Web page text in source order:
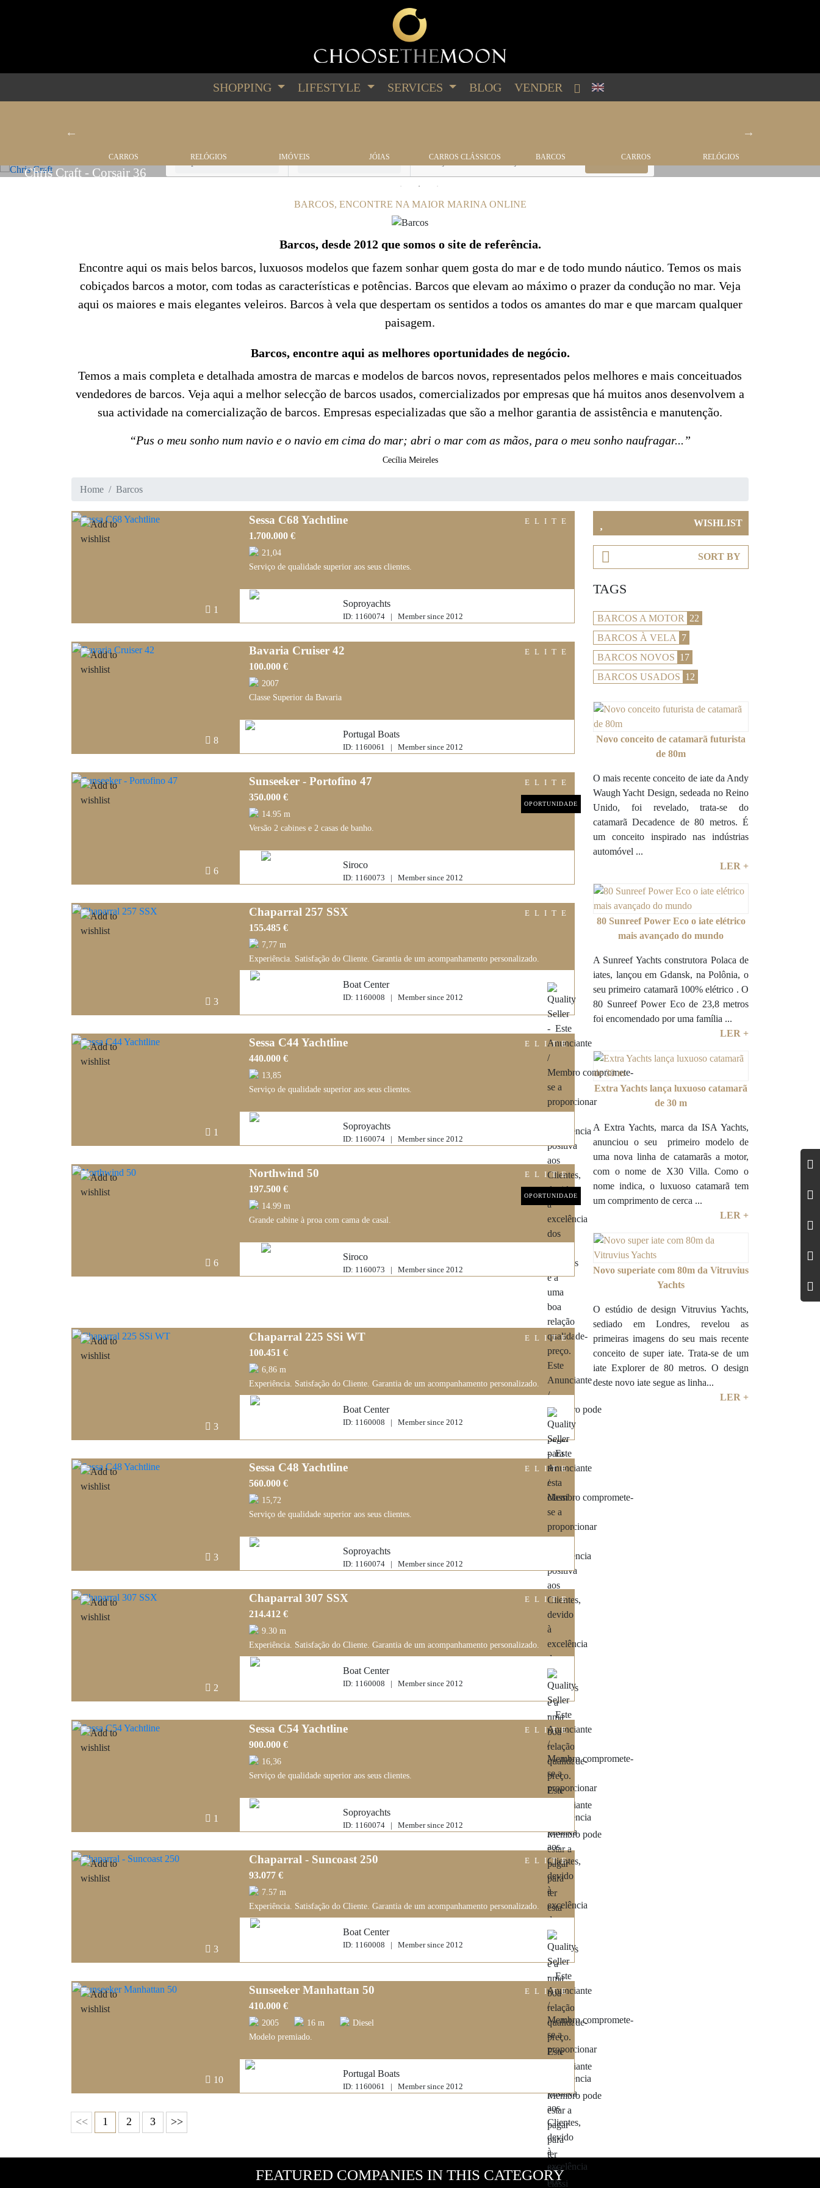
SHOPPING LIFESTYLE SERVICES BLOG VENDER
CARROS RELÓGIOS IMÓVEIS JÓIAS CARROS CLÁSSICOS BARCOS CARROS RELÓGIOS
Chris Craft - Corsair 36
BARCOS
Tipo Marca
BARCOS, ENCONTRE NA MAIOR MARINA ONLINE
Barcos, desde 2012 que somos o site de referência.
Encontre aqui os mais belos barcos, luxuosos modelos que fazem sonhar quem gosta do mar e de todo mundo náutico. Temos os mais
cobiçados barcos a motor, com todas as características e potências. Barcos que elevam ao máximo o prazer da condução no mar. Veja
aqui os maiores e mais elegantes veleiros. Barcos à vela que despertam os sentidos a todos os amantes do mar e que marcam qualquer
paisagem.
Barcos, encontre aqui as melhores oportunidades de negócio.
Temos a mais completa e detalhada amostra de marcas e modelos de barcos novos, representados pelos melhores e mais conceituados
vendedores de barcos. Veja aqui a melhor selecção de barcos usados, comercializados por empresas que há muitos anos desenvolvem a
sua actividade na comercialização de barcos. Empresas especializadas que são a melhor garantia de assistência e manutenção.
“Pus o meu sonho num navio e o navio em cima do mar; abri o mar com as mãos, para o meu sonho naufragar...”
Cecília Meireles
Home Barcos
1
Sessa C68 Yachtline
1.700.000 €
21,04
Serviço de qualidade superior aos seus clientes.
ELITE
Soproyachts
ID: 1160074 | Member since 2012
8
Bavaria Cruiser 42
100.000 €
2007
Classe Superior da Bavaria
ELITE
Portugal Boats
ID: 1160061 | Member since 2012
6
Sunseeker - Portofino 47
350.000 €
14.95 m
Versão 2 cabines e 2 casas de banho.
ELITE
OPORTUNIDADE
Siroco
ID: 1160073 | Member since 2012
3
Chaparral 257 SSX
155.485 €
7,77 m
Experiência. Satisfação do Cliente. Garantia de um acompanhamento personalizado.
ELITE
Boat Center
ID: 1160008 | Member since 2012
1
Sessa C44 Yachtline
440.000 €
13,85
Serviço de qualidade superior aos seus clientes.
ELITE
Soproyachts
ID: 1160074 | Member since 2012
6
Northwind 50
197.500 €
14.99 m
Grande cabine à proa com cama de casal.
ELITE
OPORTUNIDADE
Siroco
ID: 1160073 | Member since 2012
3
Chaparral 225 SSi WT
100.451 €
6,86 m
Experiência. Satisfação do Cliente. Garantia de um acompanhamento personalizado.
ELITE
Boat Center
ID: 1160008 | Member since 2012
3
Sessa C48 Yachtline
560.000 €
15,72
Serviço de qualidade superior aos seus clientes.
ELITE
Soproyachts
ID: 1160074 | Member since 2012
2
Chaparral 307 SSX
214.412 €
9.30 m
Experiência. Satisfação do Cliente. Garantia de um acompanhamento personalizado.
ELITE
Boat Center
ID: 1160008 | Member since 2012
1
Sessa C54 Yachtline
900.000 €
16,36
Serviço de qualidade superior aos seus clientes.
ELITE
Soproyachts
ID: 1160074 | Member since 2012
3
Chaparral - Suncoast 250
93.077 €
7.57 m
Experiência. Satisfação do Cliente. Garantia de um acompanhamento personalizado.
ELITE
Boat Center
ID: 1160008 | Member since 2012
10
Sunseeker Manhattan 50
410.000 €
2005 16 m Diesel
Modelo premiado.
ELITE
Portugal Boats
ID: 1160061 | Member since 2012
<< 1 2 3 >>
WISHLIST
SORT BY
TAGS
BARCOS A MOTOR
22
BARCOS À VELA
7
BARCOS NOVOS 17
BARCOS USADOS 12
Novo conceito de catamarã futurista
de 80m
O mais recente conceito de iate da Andy
Waugh Yacht Design, sedeada no Reino
Unido, foi revelado, trata-se do
catamarã Decadence de 80 metros. É
um conceito inspirado nas indústrias
automóvel ...
LER +
80 Sunreef Power Eco o iate elétrico
mais avançado do mundo
A Sunreef Yachts construtora Polaca de
iates, lançou em Gdansk, na Polônia, o
seu primeiro catamarã 100% elétrico . O
80 Sunreef Power Eco de 23,8 metros
foi encomendado por uma família ...
LER +
Extra Yachts lança luxuoso catamarã
de 30 m
A Extra Yachts, marca da ISA Yachts,
anunciou o seu primeiro modelo de
uma nova linha de catamarãs a motor,
com o nome de X30 Villa. Como o
nome indica, o luxuoso catamarã tem
um comprimento de cerca ...
LER +
Novo superiate com 80m da Vitruvius
Yachts
O estúdio de design Vitruvius Yachts,
sediado em Londres, revelou as
primeiras imagens do seu mais recente
conceito de super iate. Trata-se de um
iate Explorer de 80 metros. O design
deste novo iate segue as linha...
LER +
FEATURED COMPANIES IN THIS CATEGORY